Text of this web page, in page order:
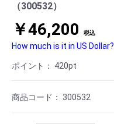
（300532）
￥46,200 税込
How much is it in US Dollar?
ポイント： 420pt
商品コード： 300532